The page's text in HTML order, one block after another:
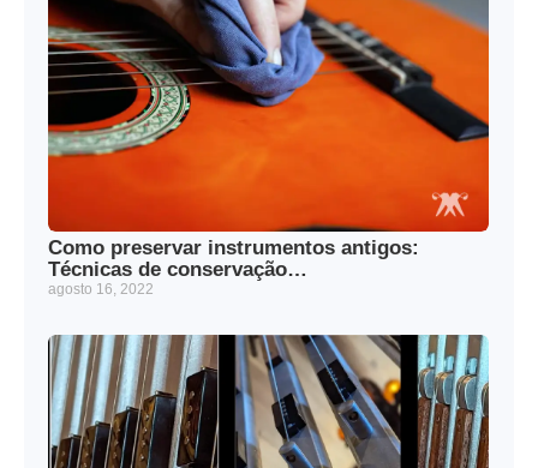
Como preservar instrumentos antigos:
Técnicas de conservação…
agosto 16, 2022